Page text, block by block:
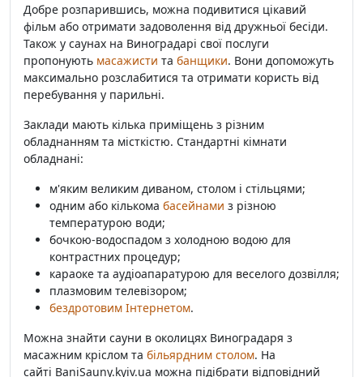
Добре розпарившись, можна подивитися цікавий
фільм або отримати задоволення від дружньої бесіди.
Також у саунах на Виноградарі свої послуги
пропонують масажисти та банщики. Вони допоможуть
максимально розслабитися та отримати користь від
перебування у парильні.
Заклади мають кілька приміщень з різним
обладнанням та місткістю. Стандартні кімнати
обладнані:
м'яким великим диваном, столом і стільцями;
одним або кількома басейнами з різною
температурою води;
бочкою-водоспадом з холодною водою для
контрастних процедур;
караоке та аудіоапаратурою для веселого дозвілля;
плазмовим телевізором;
бездротовим Інтернетом.
Можна знайти сауни в околицях Виноградаря з
масажним кріслом та більярдним столом. На
сайті BaniSauny.kyiv.ua можна підібрати відповідний